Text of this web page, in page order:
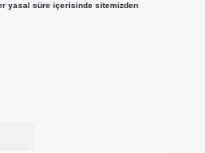
yasal süre içerisinde sitemizden